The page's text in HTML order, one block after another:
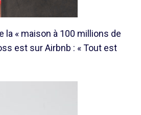
la « maison à 100 millions de
est sur Airbnb : « Tout est